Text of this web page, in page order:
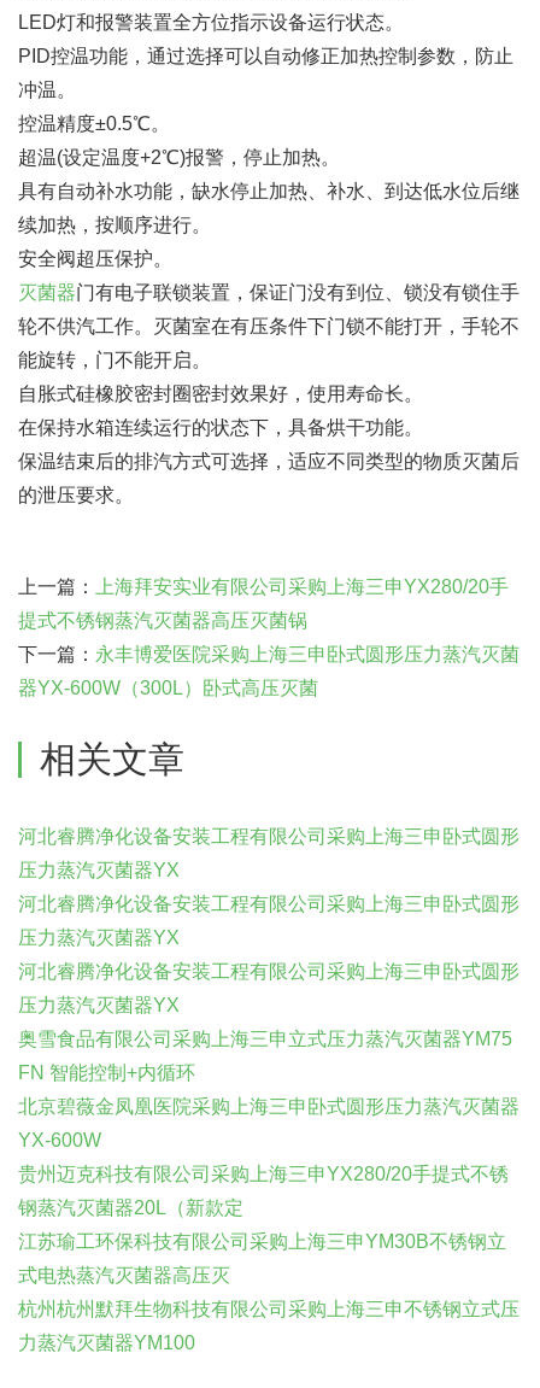
LED灯和报警装置全方位指示设备运行状态。
PID控温功能，通过选择可以自动修正加热控制参数，防止
冲温。
控温精度±0.5℃。
超温(设定温度+2℃)报警，停止加热。
具有自动补水功能，缺水停止加热、补水、到达低水位后继
续加热，按顺序进行。
安全阀超压保护。
灭菌器门有电子联锁装置，保证门没有到位、锁没有锁住手
轮不供汽工作。灭菌室在有压条件下门锁不能打开，手轮不
能旋转，门不能开启。
自胀式硅橡胶密封圈密封效果好，使用寿命长。
在保持水箱连续运行的状态下，具备烘干功能。
保温结束后的排汽方式可选择，适应不同类型的物质灭菌后
的泄压要求。
上一篇：
上海拜安实业有限公司采购上海三申YX280/20手
提式不锈钢蒸汽灭菌器高压灭菌锅
下一篇： 永丰博爱医院采购上海三申卧式圆形压力蒸汽灭菌
器YX-600W（300L）卧式高压灭菌
相关文章
河北睿腾净化设备安装工程有限公司采购上海三申卧式圆形
压力蒸汽灭菌器YX
河北睿腾净化设备安装工程有限公司采购上海三申卧式圆形
压力蒸汽灭菌器YX
河北睿腾净化设备安装工程有限公司采购上海三申卧式圆形
压力蒸汽灭菌器YX
奥雪食品有限公司采购上海三申立式压力蒸汽灭菌器YM75
FN 智能控制+内循环
北京碧薇金凤凰医院采购上海三申卧式圆形压力蒸汽灭菌器
YX-600W
贵州迈克科技有限公司采购上海三申YX280/20手提式不锈
钢蒸汽灭菌器20L（新款定
江苏瑜工环保科技有限公司采购上海三申YM30B不锈钢立
式电热蒸汽灭菌器高压灭
杭州杭州默拜生物科技有限公司采购上海三申不锈钢立式压
力蒸汽灭菌器YM100